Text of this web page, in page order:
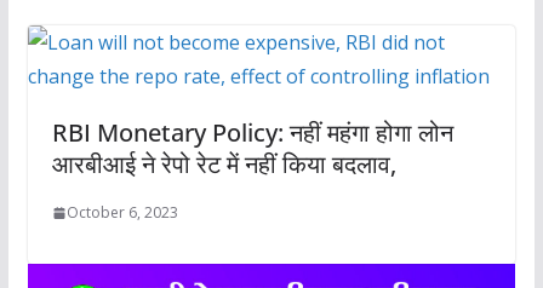
RBI Monetary Policy: नहीं महंगा होगा लोन
आरबीआई ने रेपो रेट में नहीं किया बदलाव,
October 6, 2023